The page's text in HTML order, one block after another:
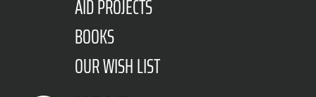
AID PROJECTS
BOOKS
OUR WISH LIST